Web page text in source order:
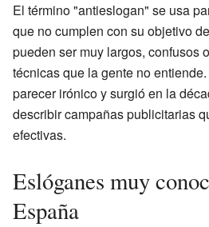
El término "antieslogan" se usa
que no cumplen con su objetivo
pueden ser muy largos, confusos
técnicas que la gente no
parecer irónico y surgió en la
describir campañas publicitarias
efectivas.
Eslóganes muy
España